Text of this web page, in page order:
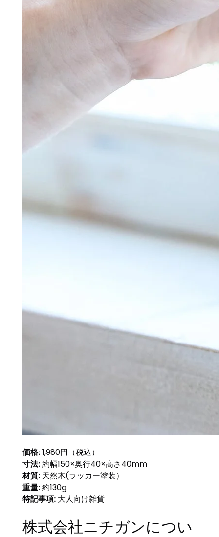
価格:1,980円（税込）
寸法:約幅150×奥行40×高さ40mm
材質: 天然木(ラッカー塗装）
重量:約130g
特記事項: 大人向け雑貨
株式会社ニチガンについ